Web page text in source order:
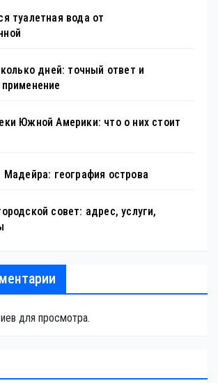
туалетная вода от
дней: точный ответ и
Южной Америки: что о них стоит
Мадейра: география острова
совет: адрес, услуги,
для просмотра.